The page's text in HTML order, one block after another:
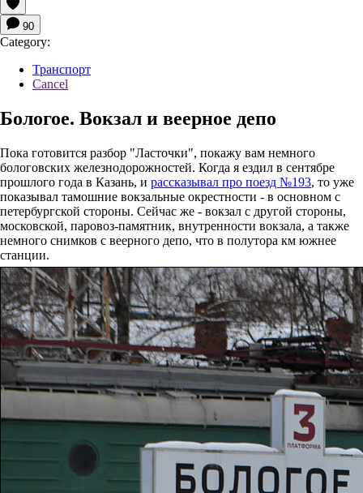
90
Category:
Транспорт
Cancel
Бологое. Вокзал и веерное депо
Пока готовится разбор "Ласточки", покажу вам немного
бологовских железнодорожностей. Когда я ездил в сентябре
прошлого года в Казань, и рассказывал про поезд №193, то уже
показывал тамошние вокзальные окрестности - в основном с
петербургской стороны. Сейчас же - вокзал с другой стороны,
московской, паровоз-памятник, внутренности вокзала, а также
немного снимков с веерного депо, что в полутора км южнее
станции.